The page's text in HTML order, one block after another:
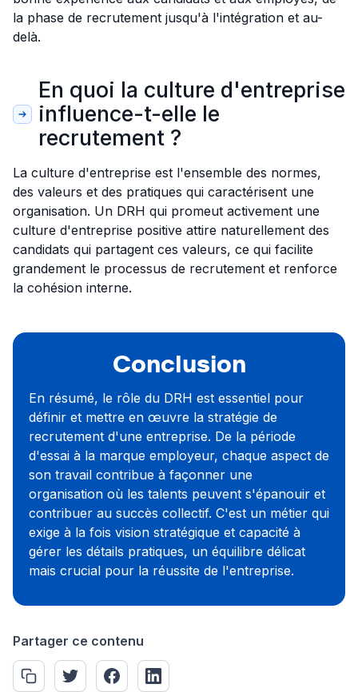
la phase de recrutement jusqu'à l'intégration et au-
delà.
En quoi la culture d'entreprise
influence-t-elle le
recrutement ?
La culture d'entreprise est l'ensemble des normes,
des valeurs et des pratiques qui caractérisent une
organisation. Un DRH qui promeut activement une
culture d'entreprise positive attire naturellement des
candidats qui partagent ces valeurs, ce qui facilite
grandement le processus de recrutement et renforce
la cohésion interne.
Conclusion
En résumé, le rôle du DRH est essentiel pour
définir et mettre en œuvre la stratégie de
recrutement d'une entreprise. De la période
d'essai à la marque employeur, chaque aspect de
son travail contribue à façonner une
organisation où les talents peuvent s'épanouir et
contribuer au succès collectif. C'est un métier qui
exige à la fois vision stratégique et capacité à
gérer les détails pratiques, un équilibre délicat
mais crucial pour la réussite de l'entreprise.
Partager ce contenu